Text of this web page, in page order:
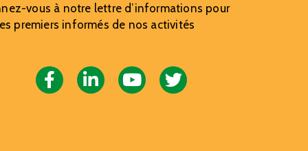
vous à notre lettre d’informations pour
premiers informés de nos activités